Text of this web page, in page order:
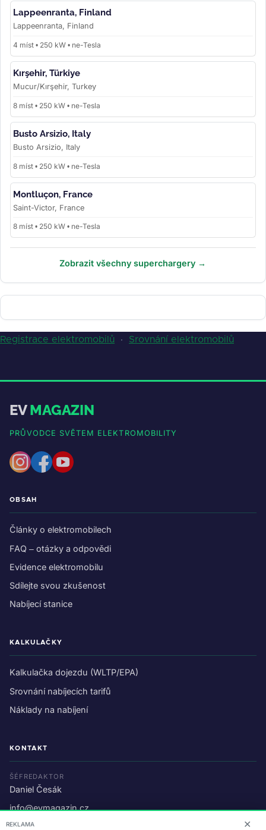
Lappeenranta, Finland
Lappeenranta, Finland
4 míst • 250 kW • ne-Tesla
Kırşehir, Türkiye
Mucur/Kırşehir, Turkey
8 míst • 250 kW • ne-Tesla
Busto Arsizio, Italy
Busto Arsizio, Italy
8 míst • 250 kW • ne-Tesla
Montluçon, France
Saint-Victor, France
8 míst • 250 kW • ne-Tesla
Zobrazit všechny superchargery →
Registrace elektromobilů · Srovnání elektromobilů
EVMAGAZIN
PRŮVODCE SVĚTEM ELEKTROMOBILITY
OBSAH
Články o elektromobilech
FAQ – otázky a odpovědi
Evidence elektromobilu
Sdílejte svou zkušenost
Nabíjecí stanice
KALKULAČKY
Kalkulačka dojezdu (WLTP/EPA)
Srovnání nabíjecích tarifů
Náklady na nabíjení
KONTAKT
ŠÉFREDAKTOR
Daniel Česák
info@evmagazin.cz
O nás
REKLAMA ✕